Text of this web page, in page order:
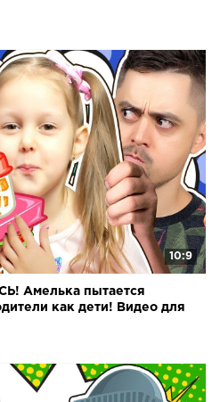
10:9
Амелька пытается
как дети! Видео для